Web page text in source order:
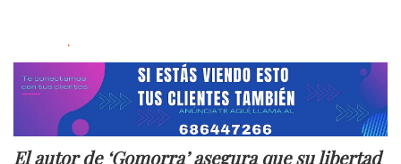
.
El autor de ‘Gomorra’ asegura que su libertad